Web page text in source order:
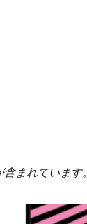
まれています。